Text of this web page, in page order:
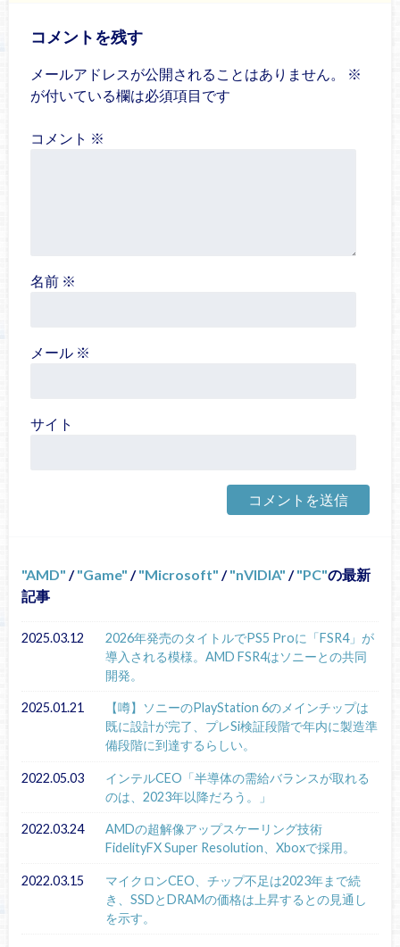
コメントを残す
メールアドレスが公開されることはありません。
※
が付いている欄は必須項目です
コメント ※
名前 ※
メール ※
サイト
AMD / Game / Microsoft / nVIDIA / PC の最新
記事
2025.03.12
2026年発売のタイトルでPS5 Proに「FSR4」が
導入される模様。AMD FSR4はソニーとの共同
開発。
2025.01.21
【噂】ソニーのPlayStation 6のメインチップは
既に設計が完了、プレSi検証段階で年内に製造準
備段階に到達するらしい。
2022.05.03
インテルCEO「半導体の需給バランスが取れる
のは、2023年以降だろう。」
2022.03.24
AMDの超解像アップスケーリング技術
FidelityFX Super Resolution、Xboxで採用。
2022.03.15
マイクロンCEO、チップ不足は2023年まで続
き、SSDとDRAMの価格は上昇するとの見通し
を示す。